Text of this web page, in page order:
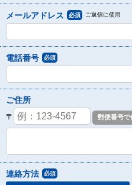
メールアドレス 必須 ご返信に使用
電話番号 必須
ご住所
〒
連絡方法 必須